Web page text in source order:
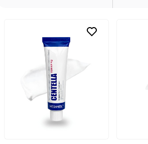
Гидрофильные
ЭТАП 02
Мисты
ЭТАП 03